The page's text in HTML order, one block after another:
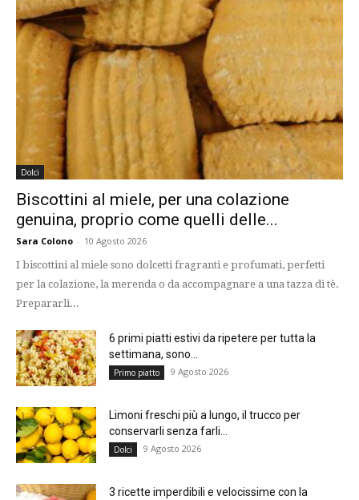
Dolci
Biscottini al miele, per una colazione
genuina, proprio come quelli delle...
Sara Colono - 10 Agosto 2026
I biscottini al miele sono dolcetti fragranti e profumati, perfetti
per la colazione, la merenda o da accompagnare a una tazza di tè.
Prepararli...
6 primi piatti estivi da ripetere per tutta la
settimana, sono...
Primo piatto 9 Agosto 2026
Limoni freschi più a lungo, il trucco per
conservarli senza farli...
Dolci 9 Agosto 2026
3 ricette imperdibili e velocissime con la